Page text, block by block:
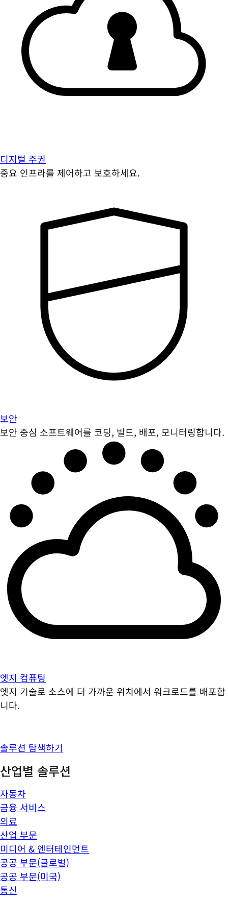
디지털 주권
중요 인프라를 제어하고 보호하세요.
보안
보안 중심 소프트웨어를 코딩, 빌드, 배포, 모니터링합니다.
엣지 컴퓨팅
엣지 기술로 소스에 더 가까운 위치에서 워크로드를 배포합
니다.
솔루션 탐색하기
산업별 솔루션
자동차
금융 서비스
의료
산업 부문
미디어 & 엔터테인먼트
공공 부문(글로벌)
공공 부문(미국)
통신